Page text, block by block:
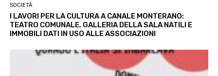
SOCIETÀ
I LAVORI PER LA CULTURA A CANALE MONTERANO:
TEATRO COMUNALE, GALLERIA DELLA SALA NATILI E
IMMOBILI DATI IN USO ALLE ASSOCIAZIONI